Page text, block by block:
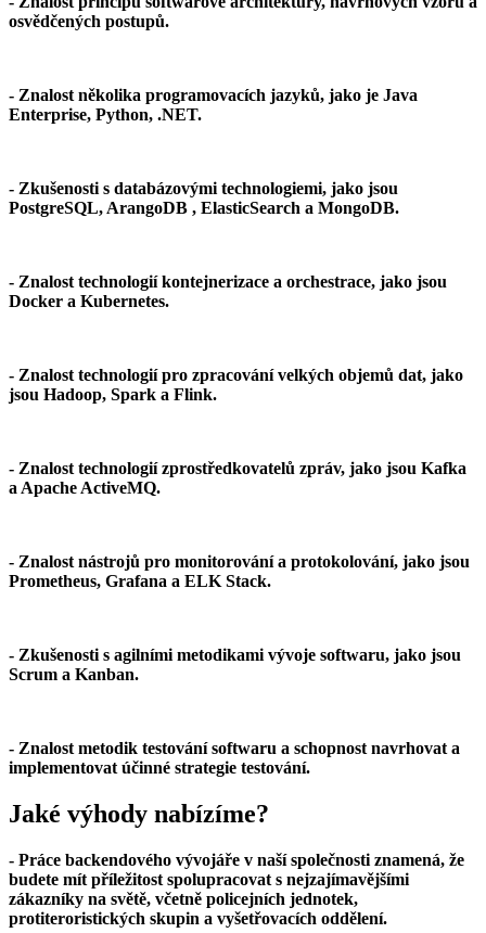
osvědčených postupů.
- Znalost několika programovacích jazyků, jako je Java
Enterprise, Python, .NET.
- Zkušenosti s databázovými technologiemi, jako jsou
PostgreSQL, ArangoDB , ElasticSearch a MongoDB.
- Znalost technologií kontejnerizace a orchestrace, jako jsou
Docker a Kubernetes.
- Znalost technologií pro zpracování velkých objemů dat, jako
jsou Hadoop, Spark a Flink.
- Znalost technologií zprostředkovatelů zpráv, jako jsou Kafka
a Apache ActiveMQ.
- Znalost nástrojů pro monitorování a protokolování, jako jsou
Prometheus, Grafana a ELK Stack.
- Zkušenosti s agilními metodikami vývoje softwaru, jako jsou
Scrum a Kanban.
- Znalost metodik testování softwaru a schopnost navrhovat a
implementovat účinné strategie testování.
Jaké výhody nabízíme?
- Práce backendového vývojáře v naší společnosti znamená, že
budete mít příležitost spolupracovat s nejzajímavějšími
zákazníky na světě, včetně policejních jednotek,
protiteroristických skupin a vyšetřovacích oddělení.